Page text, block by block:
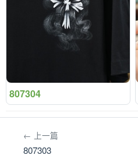
807304
← 上一篇
807303